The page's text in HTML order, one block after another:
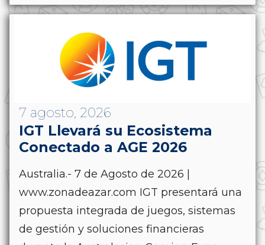
7 agosto, 2026
IGT Llevará su Ecosistema
Conectado a AGE 2026
Australia.- 7 de Agosto de 2026 |
www.zonadeazar.com IGT presentará una
propuesta integrada de juegos, sistemas
de gestión y soluciones financieras